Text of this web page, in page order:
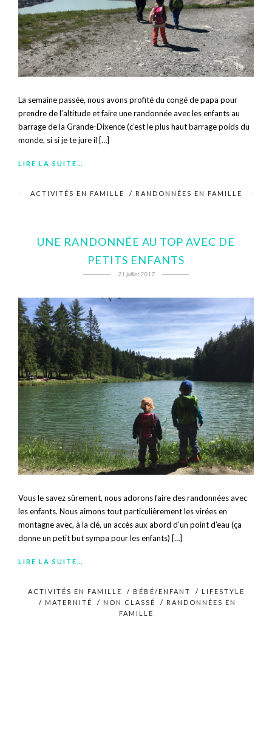
La semaine passée, nous avons profité du congé de papa pour
prendre de l’altitude et faire une randonnée avec les enfants au
barrage de la Grande-Dixence (c’est le plus haut barrage poids du
monde, si si je te jure il […]
LIRE LA SUITE…
ACTIVITÉS EN FAMILLE / RANDONNÉES EN FAMILLE
UNE RANDONNÉE AU TOP AVEC DE
PETITS ENFANTS
21 juillet 2017
Vous le savez sûrement, nous adorons faire des randonnées avec
les enfants. Nous aimons tout particulièrement les virées en
montagne avec, à la clé, un accès aux abord d’un point d’eau (ça
donne un petit but sympa pour les enfants) […]
LIRE LA SUITE…
ACTIVITÉS EN FAMILLE / BÉBÉ/ENFANT / LIFESTYLE
/ MATERNITÉ / NON CLASSÉ / RANDONNÉES EN
FAMILLE